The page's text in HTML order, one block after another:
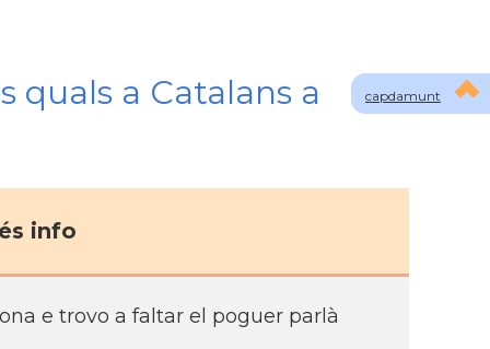
capdamunt
quals a Catalans a
info
e trovo a faltar el poguer parlà